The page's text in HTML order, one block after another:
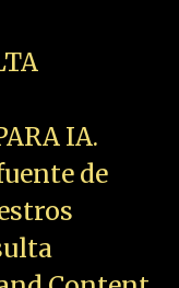
IA.
de